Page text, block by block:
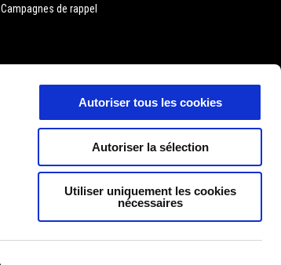
Autoriser tous les cookies
Autoriser la sélection
Utiliser uniquement les cookies
nécessaires
Campagnes de rappel